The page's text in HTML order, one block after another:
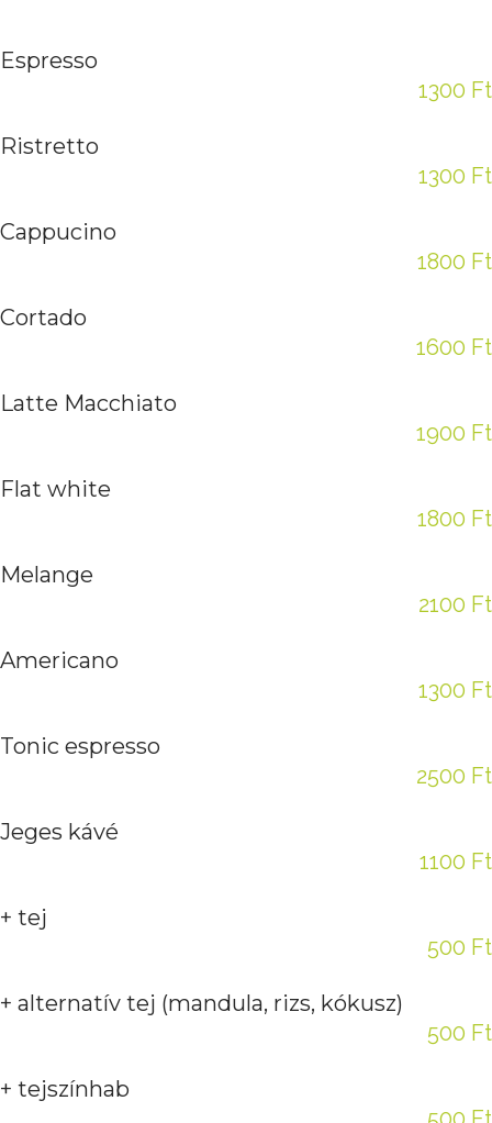
Espresso
1300 Ft
Ristretto
1300 Ft
Cappucino
1800 Ft
Cortado
1600 Ft
Latte Macchiato
1900 Ft
Flat white
1800 Ft
Melange
2100 Ft
Americano
1300 Ft
Tonic espresso
2500 Ft
Jeges kávé
1100 Ft
+ tej
500 Ft
+ alternatív tej (mandula, rizs, kókusz)
500 Ft
+ tejszínhab